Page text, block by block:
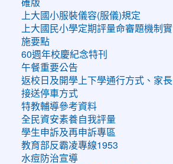
確版
上大國小服裝儀容(服儀)規定
上大國民小學定期評量命審題機制實
施要點
60週年校慶紀念特刊
午餐重要公告
返校日及開學上下學通行方式、家長
接送停車方式
特教輔導參考資料
全民資安素養自我評量
學生申訴及再申訴專區
教育部反霸凌專線1953
水痘防治宣導